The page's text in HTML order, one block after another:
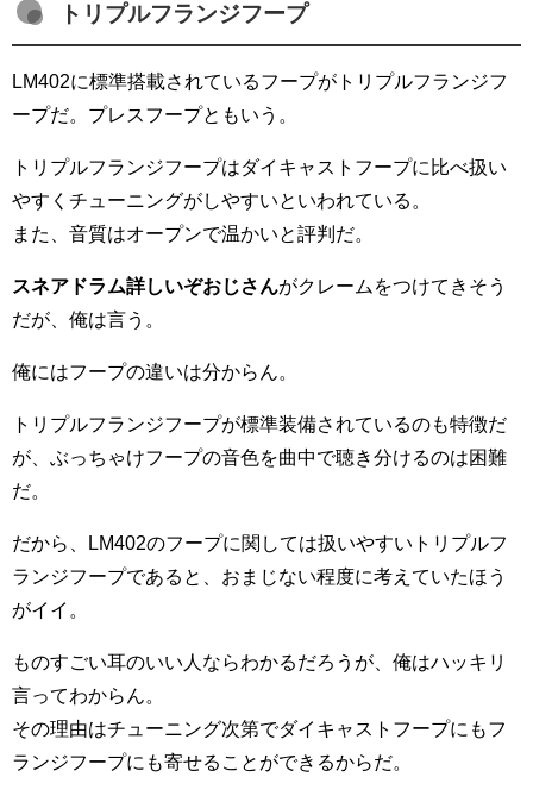
トリプルフランジフープ
LM402に標準搭載されているフープがトリプルフランジフ
ープだ。プレスフープともいう。
トリプルフランジフープはダイキャストフープに比べ扱い
やすくチューニングがしやすいといわれている。
また、音質はオープンで温かいと評判だ。
スネアドラム詳しいぞおじさんがクレームをつけてきそう
だが、俺は言う。
俺にはフープの違いは分からん。
トリプルフランジフープが標準装備されているのも特徴だ
が、ぶっちゃけフープの音色を曲中で聴き分けるのは困難
だ。
だから、LM402のフープに関しては扱いやすいトリプルフ
ランジフープであると、おまじない程度に考えていたほう
がイイ。
ものすごい耳のいい人ならわかるだろうが、俺はハッキリ
言ってわからん。
その理由はチューニング次第でダイキャストフープにもフ
ランジフープにも寄せることができるからだ。